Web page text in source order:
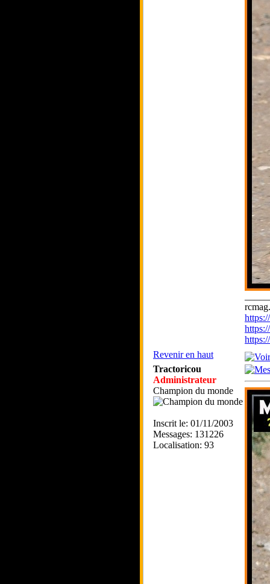
Revenir en haut
Tractoricou
Administrateur
Champion du monde
Inscrit le: 01/11/2003
Messages: 131226
Localisation: 93